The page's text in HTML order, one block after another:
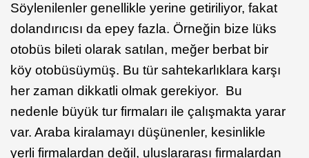
Söylenilenler genellikle yerine getiriliyor, fakat
dolandırıcısı da epey fazla. Örneğin bize lüks
otobüs bileti olarak satılan, meğer berbat bir
köy otobüsüymüş. Bu tür sahtekarlıklara karşı
her zaman dikkatli olmak gerekiyor. Bu
nedenle büyük tur firmaları ile çalışmakta yarar
var. Araba kiralamayı düşünenler, kesinlikle
yerli firmalardan değil, uluslararası firmalardan